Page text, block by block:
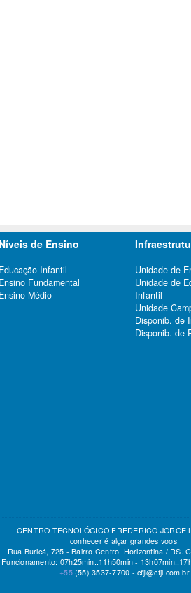
Níveis de Ensino
Educação Infantil
Ensino Fundamental
Ensino Médio
Unidade de
Unidade de
Infantil
Unidade
Disponib. de
Disponib. de
CENTRO TECNOLÓGICO FREDERICO JORGE
conhecer é alçar grandes voos!
Rua Buricá, 725 - Bairro Centro. Horizontina / RS.
07h25min..11h50min -
+55 (55) 3537-7700 -cfjl@cfjl.com.br